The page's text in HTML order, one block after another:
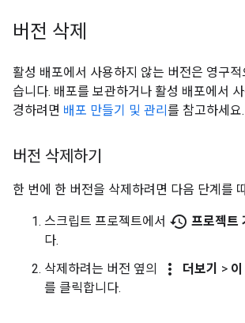
버전 삭제
활성 배포에서 사용하지 않는 버전은 영구
습니다. 배포를 보관하거나 활성 배포에서
경하려면 배포 만들기 및 관리 를 참고하세요.
버전 삭제하기
한 번에 한 버전을 삭제하려면 다음 단계를
스크립트 프로젝트에서 history 프로젝트
다.
삭제하려는 버전 옆의
more_vert 더보기 > 이
를 클릭합니다.